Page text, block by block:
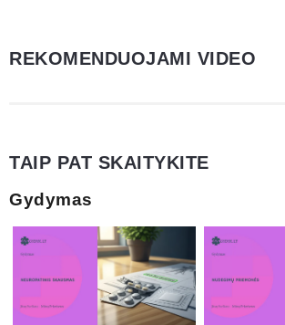
REKOMENDUOJAMI VIDEO
TAIP PAT SKAITYKITE
Gydymas